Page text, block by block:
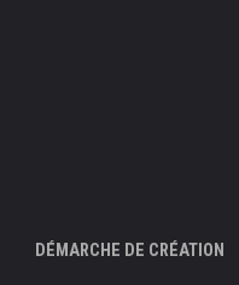
DÉMARCHE DE CRÉATION